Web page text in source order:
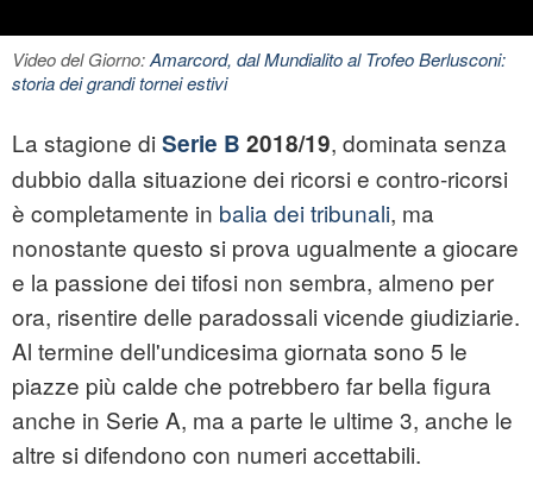
Video del Giorno:Amarcord, dal Mundialito al Trofeo Berlusconi:
storia dei grandi tornei estivi
La stagione di Serie B 2018/19, dominata senza
dubbio dalla situazione dei ricorsi e contro-ricorsi
è completamente in balia dei tribunali, ma
nonostante questo si prova ugualmente a giocare
e la passione dei tifosi non sembra, almeno per
ora, risentire delle paradossali vicende giudiziarie.
Al termine dell'undicesima giornata sono 5 le
piazze più calde che potrebbero far bella figura
anche in Serie A, ma a parte le ultime 3, anche le
altre si difendono con numeri accettabili.